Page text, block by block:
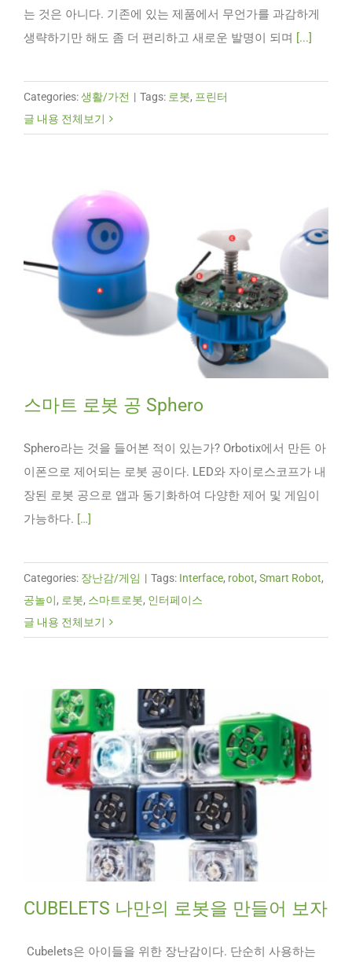
는 것은 아니다. 기존에 있는 제품에서 무언가를 과감하게
생략하기만 해도 좀 더 편리하고 새로운 발명이 되며 [...]
Categories:생활/가전 | Tags: 로봇, 프린터
글 내용 전체보기
스마트 로봇 공 Sphero
Sphero라는 것을 들어본 적이 있는가? Orbotix에서 만든 아
이폰으로 제어되는 로봇 공이다. LED와 자이로스코프가 내
장된 로봇 공으로 앱과 동기화하여 다양한 제어 및 게임이
가능하다. […]
Categories: 장난감/게임 | Tags: Interface, robot, Smart Robot,
공놀이, 로봇, 스마트로봇, 인터페이스
글 내용 전체보기
CUBELETS 나만의 로봇을 만들어 보자
Cubelets은 아이들을 위한 장난감이다. 단순히 사용하는